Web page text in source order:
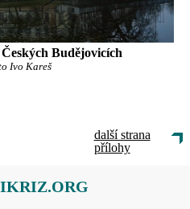
Budějovicích
Ivo Kareš
další strana
přílohy